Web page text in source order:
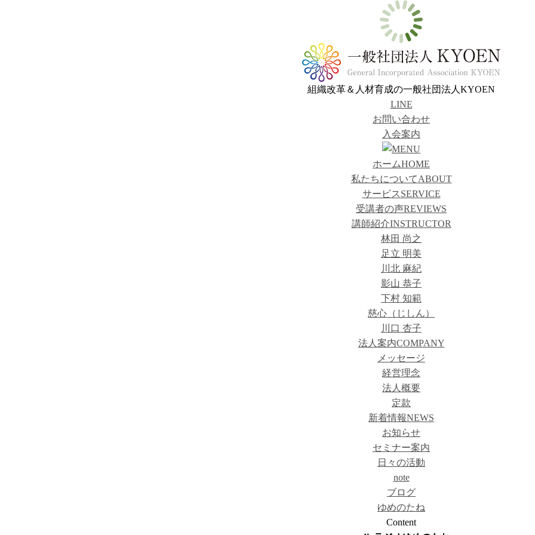
組織改革＆人材育成の一般社団法人KYOEN
LINE
お問い合わせ
入会案内
ホームHOME
私たちについてABOUT
サービス SERVICE
受講者の声REVIEWS
講師紹介INSTRUCTOR
林田 尚之
足立 明美
川北 麻紀
影山 恭子
下村 知範
慈心（じしん）
川口 杏子
法人案内COMPANY
メッセージ
経営理念
法人概要
定款
新着情報NEWS
お知らせ
セミナー案内
日々の活動
note
ブログ
ゆめのたね
Content